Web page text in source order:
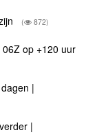
( 872)
op +120 uur
|
|